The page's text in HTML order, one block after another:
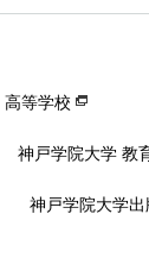
等学校
神戸学院大学 教
神戸学院大学出